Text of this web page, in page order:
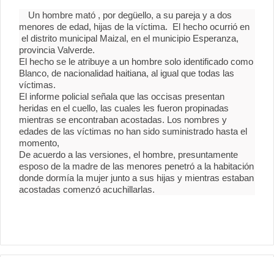
Un hombre mató , por degüello, a su pareja y a dos
menores de edad, hijas de la víctima. El hecho ocurrió en
el distrito municipal Maizal, en el municipio Esperanza,
provincia Valverde.
El hecho se le atribuye a un hombre solo identificado como
Blanco, de nacionalidad haitiana, al igual que todas las
víctimas.
El informe policial señala que las occisas presentan
heridas en el cuello, las cuales les fueron propinadas
mientras se encontraban acostadas. Los nombres y
edades de las víctimas no han sido suministrado hasta el
momento,
De acuerdo a las versiones, el hombre, presuntamente
esposo de la madre de las menores penetró a la habitación
donde dormía la mujer junto a sus hijas y mientras estaban
acostadas comenzó acuchillarlas.